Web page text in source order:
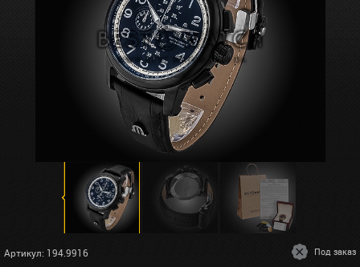
Артикул: 194.9916 Под заказ